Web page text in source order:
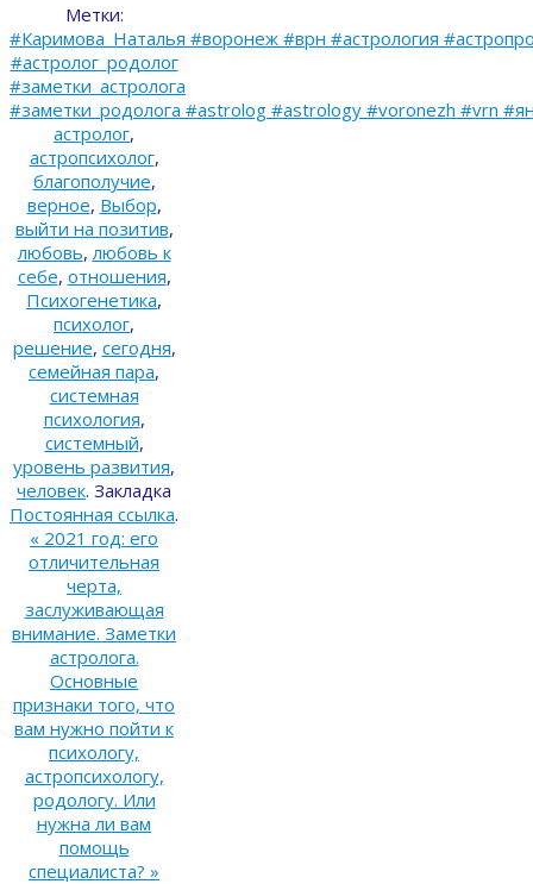
Метки:
#Каримова_Наталья #воронеж #врн #астрология
#астролог_родолог
#заметки_астролога
#заметки_родолога #astrolog #astrology #voronezh #vrn
астролог,
астропсихолог,
благополучие,
верное, Выбор,
выйти на позитив,
любовь, любовь к
себе, отношения,
Психогенетика,
психолог,
решение, сегодня,
семейная пара,
системная
психология,
системный,
уровень развития,
человек. Закладка
Постоянная ссылка.
« 2021 год: его
отличительная
черта,
заслуживающая
внимание. Заметки
астролога.
Основные
признаки того, что
вам нужно пойти к
психологу,
астропсихологу,
родологу. Или
нужна ли вам
помощь
специалиста? »